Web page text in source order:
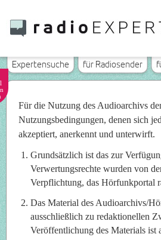
Expertensuche für Radiosender
Für die Nutzung des Audioarchivs
Nutzungsbedingungen, denen sich
akzeptiert, anerkennt und unterwirft.
Grundsätzlich ist das zur
Verwertungsrechte wurden von
Verpflichtung, das Hörfunkportal
Das Material des Audioarchivs/
ausschließlich zu redaktionellen
Veröffentlichung des Materials ist